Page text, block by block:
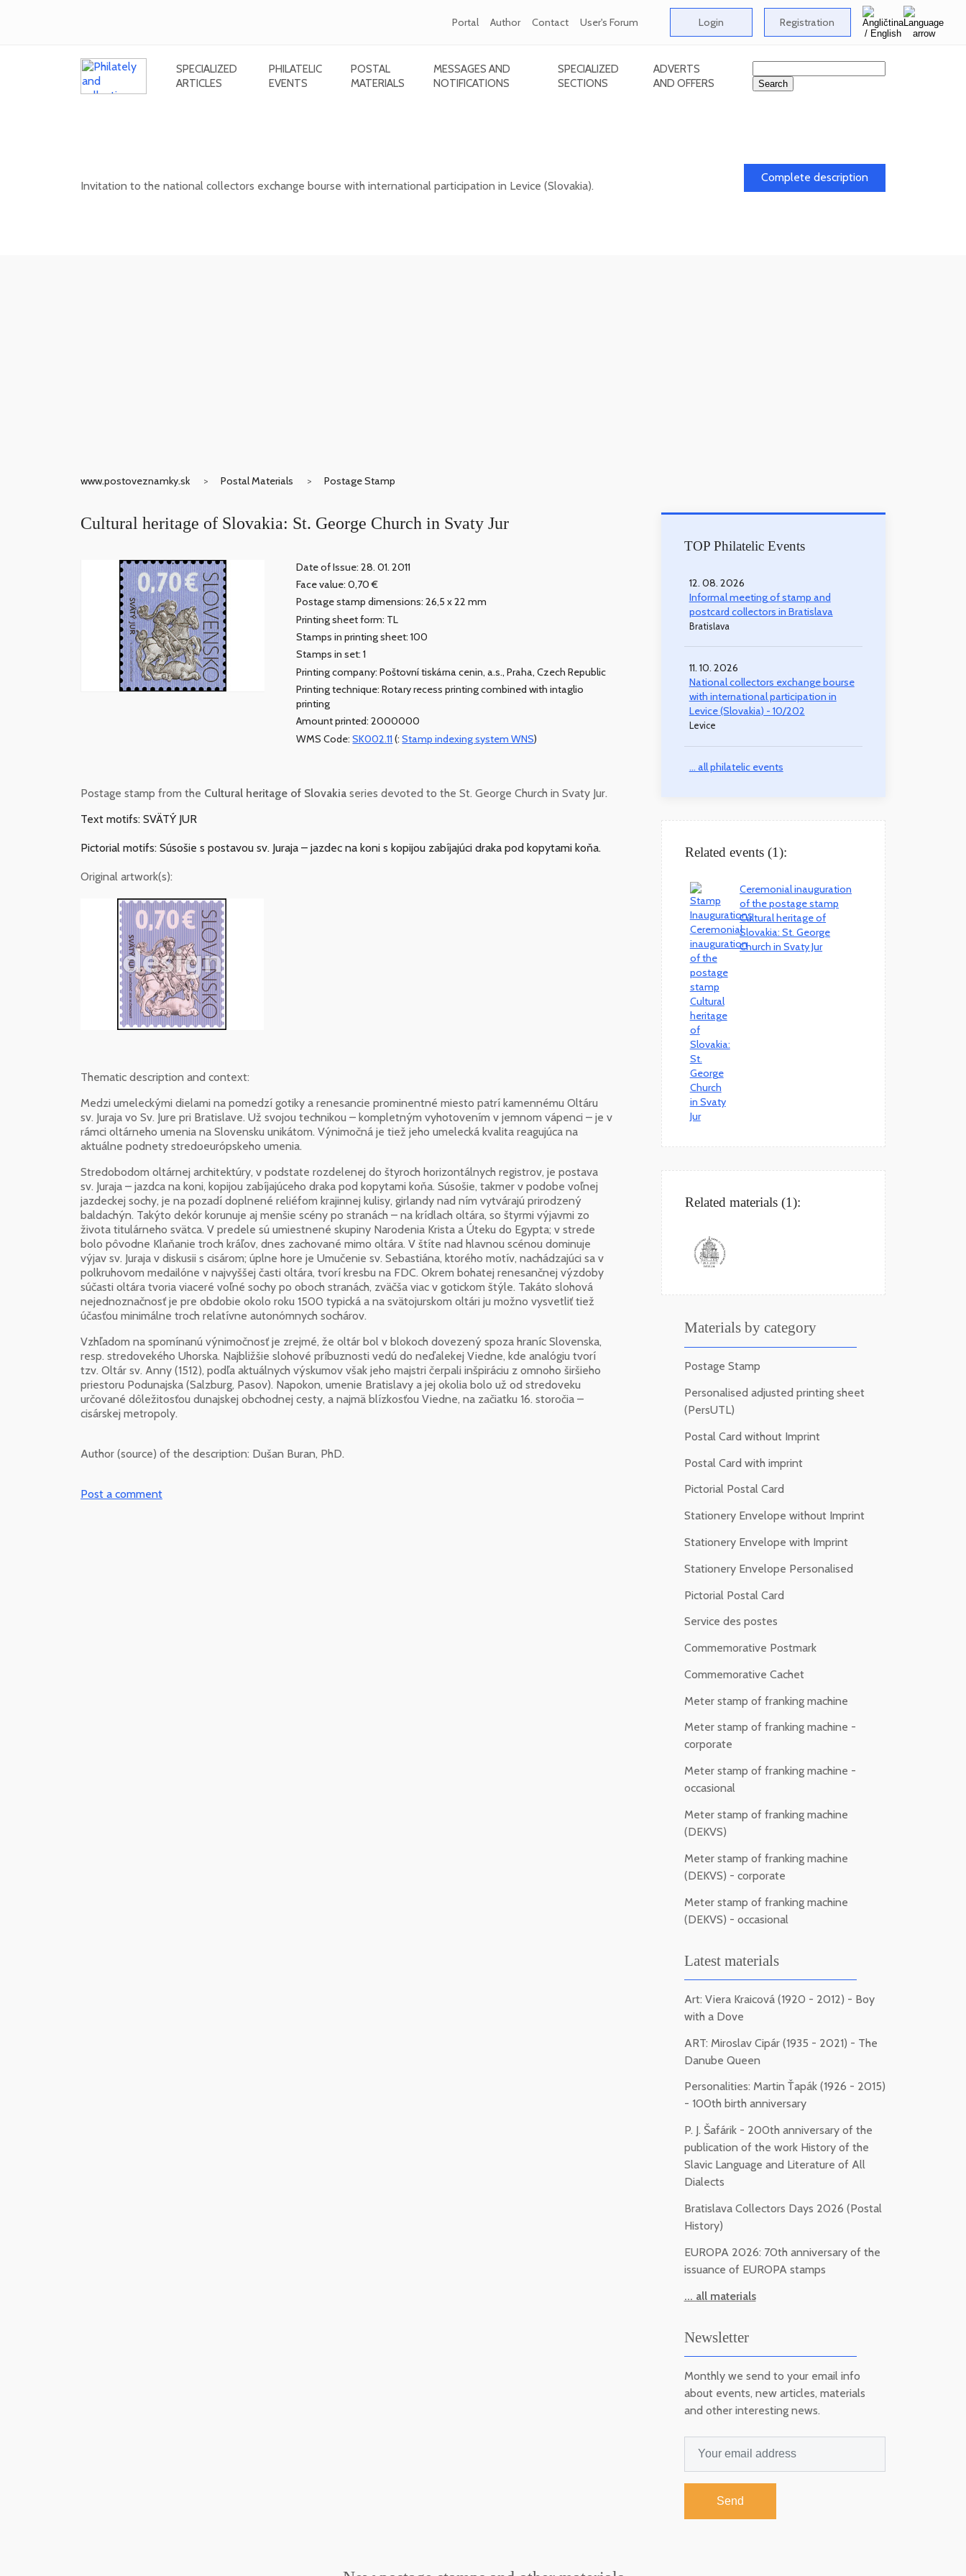
Portal Author Contact User's Forum Login Registration
SPECIALIZED
ARTICLES
PHILATELIC
EVENTS
POSTAL
MATERIALS
MESSAGES AND
NOTIFICATIONS
SPECIALIZED
SECTIONS
ADVERTS
AND OFFERS
Invitation to the national collectors exchange bourse with international participation in Levice (Slovakia).
Complete description
www.postoveznamky.sk Postal Materials Postage Stamp
Cultural heritage of Slovakia: St. George Church in Svaty Jur
Date of Issue: 28. 01. 2011
Face value: 0,70 €
Postage stamp dimensions: 26,5 x 22 mm
Printing sheet form: TL
Stamps in printing sheet: 100
Stamps in set: 1
Printing company: Poštovní tiskárna cenin, a.s., Praha, Czech Republic
Printing technique: Rotary recess printing combined with intaglio
printing
Amount printed: 2000000
WMS Code:SK002.11 (:Stamp indexing system WNS)
Postage stamp from the Cultural heritage of Slovakia series devoted to the St. George Church in Svaty Jur.
Text motifs: SVÄTÝ JUR
Pictorial motifs: Súsošie s postavou sv. Juraja – jazdec na koni s kopijou zabíjajúci draka pod kopytami koňa.
Original artwork(s):
Thematic description and context:
Medzi umeleckými dielami na pomedzí gotiky a renesancie prominentné miesto patrí kamennému Oltáru
sv. Juraja vo Sv. Jure pri Bratislave. Už svojou technikou – kompletným vyhotovením v jemnom vápenci – je v
rámci oltárneho umenia na Slovensku unikátom. Výnimočná je tiež jeho umelecká kvalita reagujúca na
aktuálne podnety stredoeurópskeho umenia.
Stredobodom oltárnej architektúry, v podstate rozdelenej do štyroch horizontálnych registrov, je postava
sv. Juraja – jazdca na koni, kopijou zabíjajúceho draka pod kopytami koňa. Súsošie, takmer v podobe voľnej
jazdeckej sochy, je na pozadí doplnené reliéfom krajinnej kulisy, girlandy nad ním vytvárajú prirodzený
baldachýn. Takýto dekór korunuje aj menšie scény po stranách – na krídlach oltára, so štyrmi výjavmi zo
života titulárneho svätca. V predele sú umiestnené skupiny Narodenia Krista a Úteku do Egypta; v strede
bolo pôvodne Klaňanie troch kráľov, dnes zachované mimo oltára. V štíte nad hlavnou scénou dominuje
výjav sv. Juraja v diskusii s cisárom; úplne hore je Umučenie sv. Sebastiána, ktorého motív, nachádzajúci sa v
polkruhovom medailóne v najvyššej časti oltára, tvorí kresbu na FDC. Okrem bohatej renesančnej výzdoby
súčasti oltára tvoria viaceré voľné sochy po oboch stranách, zväčša viac v gotickom štýle. Takáto slohová
nejednoznačnosť je pre obdobie okolo roku 1500 typická a na svätojurskom oltári ju možno vysvetliť tiež
účasťou minimálne troch relatívne autonómnych sochárov.
Vzhľadom na spomínanú výnimočnosť je zrejmé, že oltár bol v blokoch dovezený spoza hraníc Slovenska,
resp. stredovekého Uhorska. Najbližšie slohové príbuznosti vedú do neďalekej Viedne, kde analógiu tvorí
tzv. Oltár sv. Anny (1512), podľa aktuálnych výskumov však jeho majstri čerpali inšpiráciu z omnoho širšieho
priestoru Podunajska (Salzburg, Pasov). Napokon, umenie Bratislavy a jej okolia bolo už od stredoveku
určované dôležitosťou dunajskej obchodnej cesty, a najmä blízkosťou Viedne, na začiatku 16. storočia –
cisárskej metropoly.
Author (source) of the description: Dušan Buran, PhD.
Post a comment
TOP Philatelic Events
12. 08. 2026
Informal meeting of stamp and
postcard collectors in Bratislava
Bratislava
11. 10. 2026
National collectors exchange bourse
with international participation in
Levice (Slovakia) - 10/202
Levice
... all philatelic events
Related events (1):
Ceremonial inauguration
of the postage stamp
Cultural heritage of
Slovakia: St. George
Church in Svaty Jur
Related materials (1):
Materials by category
Postage Stamp
Personalised adjusted printing sheet
(PersUTL)
Postal Card without Imprint
Postal Card with imprint
Pictorial Postal Card
Stationery Envelope without Imprint
Stationery Envelope with Imprint
Stationery Envelope Personalised
Pictorial Postal Card
Service des postes
Commemorative Postmark
Commemorative Cachet
Meter stamp of franking machine
Meter stamp of franking machine -
corporate
Meter stamp of franking machine -
occasional
Meter stamp of franking machine
(DEKVS)
Meter stamp of franking machine
(DEKVS) - corporate
Meter stamp of franking machine
(DEKVS) - occasional
Latest materials
Art: Viera Kraicová (1920 - 2012) - Boy
with a Dove
ART: Miroslav Cipár (1935 - 2021) - The
Danube Queen
Personalities: Martin Ťapák (1926 - 2015)
- 100th birth anniversary
P. J. Šafárik - 200th anniversary of the
publication of the work History of the
Slavic Language and Literature of All
Dialects
Bratislava Collectors Days 2026 (Postal
History)
EUROPA 2026: 70th anniversary of the
issuance of EUROPA stamps
... all materials
Newsletter
Monthly we send to your email info
about events, new articles, materials
and other interesting news.
Send